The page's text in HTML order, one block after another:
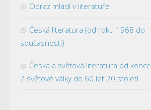
Obraz mládí v literatuře
Česká literatura (od roku 1968 do
současnosti)
Česká a světová literatura od konce
2.světové války do 60.let 20.století